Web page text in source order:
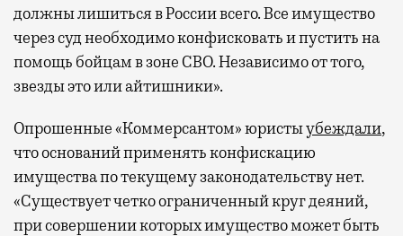
должны лишиться в России всего. Все имущество
через суд необходимо конфисковать и пустить на
помощь бойцам в зоне СВО. Независимо от того,
звезды это или айтишники».
Опрошенные «Коммерсантом» юристыубеждали,
что оснований применять конфискацию
имущества по текущему законодательству нет.
«Существует четко ограниченный круг деяний,
при совершении которых имущество может быть